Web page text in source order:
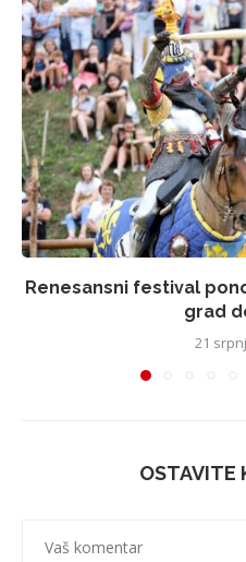
Renesansni festival
grad
21
OSTAVITE